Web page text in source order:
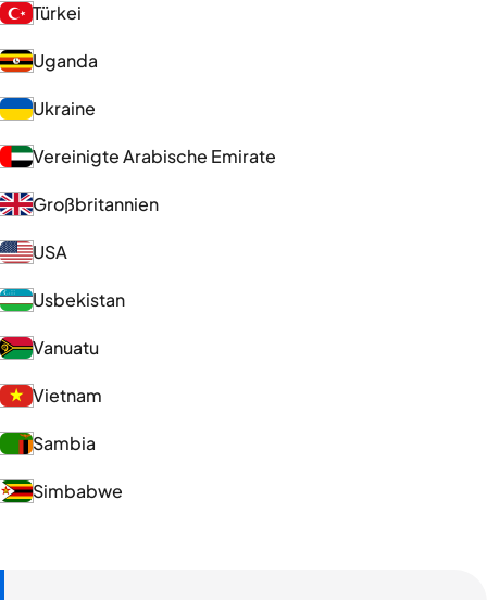
Türkei
Uganda
Ukraine
Vereinigte Arabische Emirate
Großbritannien
USA
Usbekistan
Vanuatu
Vietnam
Sambia
Simbabwe